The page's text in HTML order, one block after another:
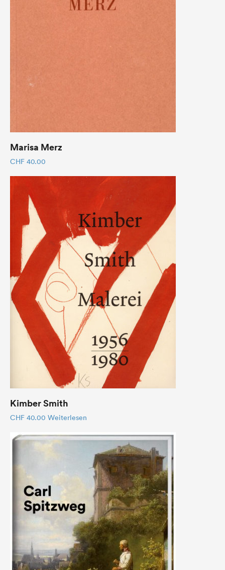
Marisa Merz
CHF 40.00
Kimber Smith
CHF 40.00 Weiterlesen